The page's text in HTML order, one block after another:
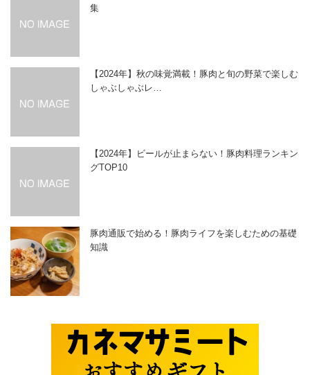
集
【2024年】秋の味覚満載！豚肉と旬の野菜で楽しむ
しゃぶしゃぶレ…
【2024年】ビールが止まらない！豚肉料理ランキン
グTOP10
豚肉通販で始める！豚肉ライフを楽しむための基礎
知識